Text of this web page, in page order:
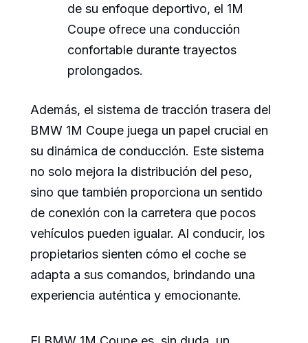
de su enfoque deportivo, el 1M
Coupe ofrece una conducción
confortable durante trayectos
prolongados.
Además, el sistema de tracción trasera del
BMW 1M Coupe juega un papel crucial en
su dinámica de conducción. Este sistema
no solo mejora la distribución del peso,
sino que también proporciona un sentido
de conexión con la carretera que pocos
vehículos pueden igualar. Al conducir, los
propietarios sienten cómo el coche se
adapta a sus comandos, brindando una
experiencia auténtica y emocionante.